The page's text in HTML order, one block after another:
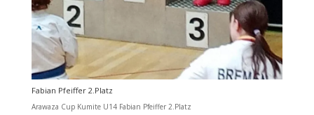
Fabian Pfeiffer 2.Platz
Arawaza Cup Kumite U14 Fabian Pfeiffer 2.Platz